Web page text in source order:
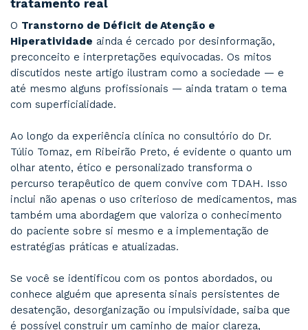
“Eu vivia esquecendo reuniões, perdia prazos
que era um fracasso. Após o diagnóstico e
mudanças sugeridas no tratamento, minha
melhorou e me sinto mais confiante.”
O papel da orientação psiquiátrica
sucesso do tratamento
TDAH é uma condição crônica, o que significa
tratamento não é pontual. Requerajuste
escuta ativa e atualização científica
elementos presentes no modelo de
Túlio Tomaz.
internacionais:Esse compromisso garante que
paciente tenha acesso aopções
atualizadas e individualizadas, com base